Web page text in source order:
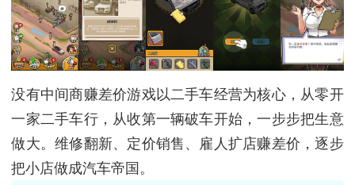
没有中间商赚差价游戏以二手车经营为核心，从零开
一家二手车行，从收第一辆破车开始，一步步把生意
做大。维修翻新、定价销售、雇人扩店赚差价，逐步
把小店做成汽车帝国。